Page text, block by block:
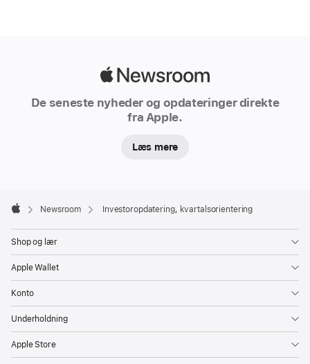
De seneste nyheder og opdateringer direkte
fra Apple.
Læs mere
Footer

Newsroom Investoropdatering, kvartalsorientering
Shop og lær
Apple Wallet
Konto
Underholdning
Apple Store